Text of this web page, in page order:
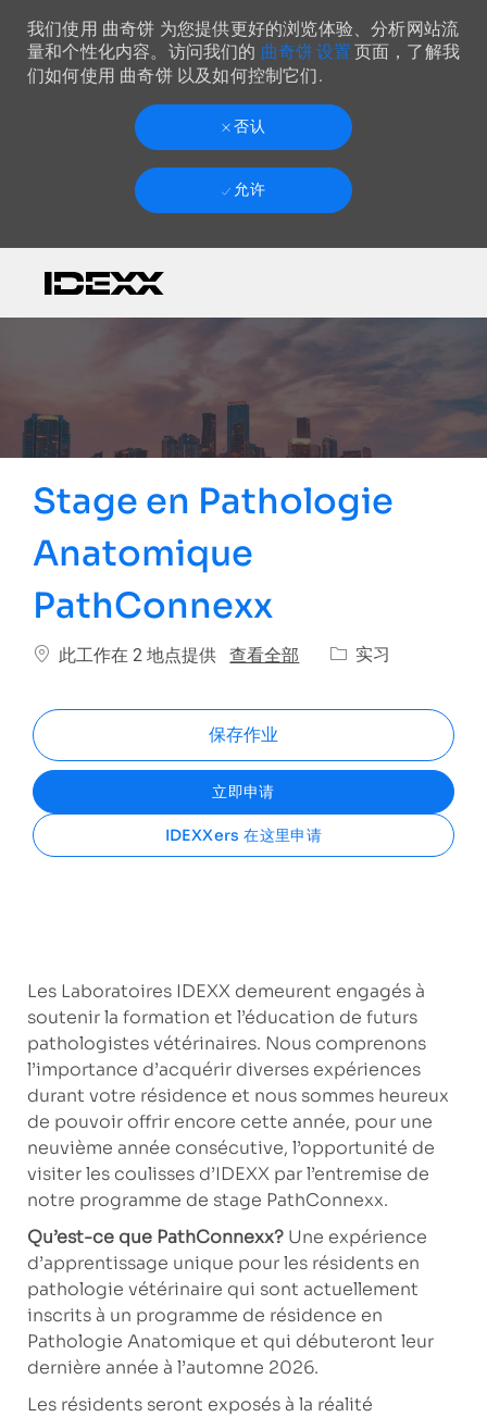
我们使用 曲奇饼 为您提供更好的浏览体验、分析网站流
量和个性化内容。访问我们的 曲奇饼 设置 页面，了解我
们如何使用 曲奇饼 以及如何控制它们.
否认
允许
Stage en Pathologie
Anatomique
PathConnexx
此工作在 2 地点提供 查看全部 类别实习
保存作业
立即申请
IDEXXers 在这里申请
Les Laboratoires IDEXX demeurent engagés à
soutenir la formation et l’éducation de futurs
pathologistes vétérinaires. Nous comprenons
l’importance d’acquérir diverses expériences
durant votre résidence et nous sommes heureux
de pouvoir offrir encore cette année, pour une
neuvième année consécutive, l’opportunité de
visiter les coulisses d’IDEXX par l’entremise de
notre programme de stage PathConnexx.
Qu’est-ce que PathConnexx?Une expérience
d’apprentissage unique pour les résidents en
pathologie vétérinaire qui sont actuellement
inscrits à un programme de résidence en
Pathologie Anatomique et qui débuteront leur
dernière année à l’automne 2026.
Les résidents seront exposés à la réalité